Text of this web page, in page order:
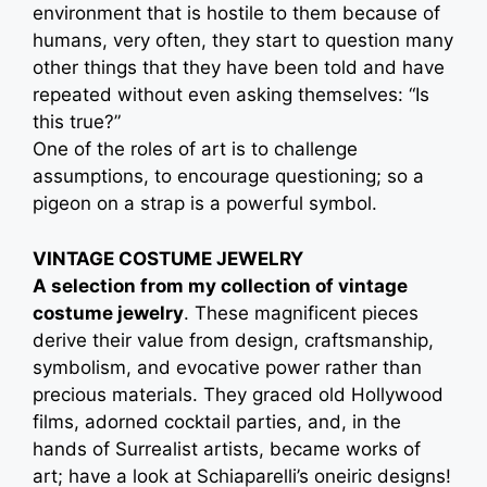
environment that is hostile to them because of
humans, very often, they start to question many
other things that they have been told and have
repeated without even asking themselves: “Is
this true?”
One of the roles of art is to challenge
assumptions, to encourage questioning; so a
pigeon on a strap is a powerful symbol.
VINTAGE COSTUME JEWELRY
A selection from my collection of vintage
costume jewelry. These magnificent pieces
derive their value from design, craftsmanship,
symbolism, and evocative power rather than
precious materials. They graced old Hollywood
films, adorned cocktail parties, and, in the
hands of Surrealist artists, became works of
art; have a look at Schiaparelli’s oneiric designs!